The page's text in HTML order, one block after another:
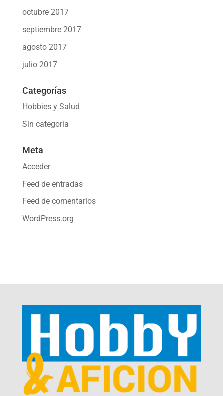
octubre 2017
septiembre 2017
agosto 2017
julio 2017
Categorías
Hobbies y Salud
Sin categoría
Meta
Acceder
Feed de entradas
Feed de comentarios
WordPress.org